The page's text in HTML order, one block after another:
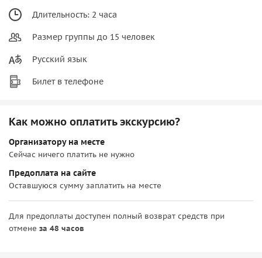
Длительность: 2 часа
Размер группы до 15 человек
Русский язык
Билет в телефоне
Как можно оплатить экскурсию?
Организатору на месте
Сейчас ничего платить не нужно
Предоплата на сайте
Оставшуюся сумму заплатить на месте
Для предоплаты доступен полный возврат средств при
отмене за 48 часов